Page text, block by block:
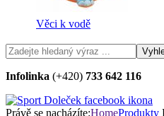
Věci k vodě
Infolinka (+420) 733 642 116
Právě se nacházíte:HomeProdukty